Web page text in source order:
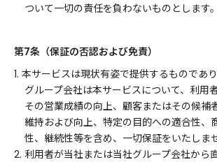
ついて一切の責任を負わないものとします。
第7条（保証の否認および免責）
1. 本サービスは現状有姿で提供するものであ
グループ会社は本サービスについて、利用
その営業成績の向上、顧客またはその候補
維持および向上、特定の目的への適合性、
性、継続性等を含め、一切保証をいたしま
2. 利用者が当社または当社グループ会社から